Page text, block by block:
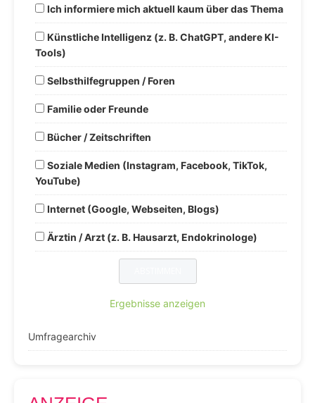
Ich informiere mich aktuell kaum über das Thema
Künstliche Intelligenz (z. B. ChatGPT, andere KI-
Tools)
Selbsthilfegruppen / Foren
Familie oder Freunde
Bücher / Zeitschriften
Soziale Medien (Instagram, Facebook, TikTok,
YouTube)
Internet (Google, Webseiten, Blogs)
Ärztin / Arzt (z. B. Hausarzt, Endokrinologe)
Ergebnisse anzeigen
Umfragearchiv